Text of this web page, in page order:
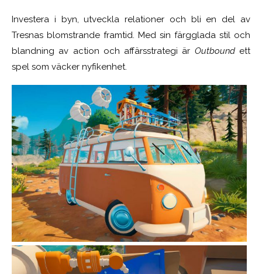
Investera i byn, utveckla relationer och bli en del av
Tresnas blomstrande framtid. Med sin färgglada stil och
blandning av action och affärsstrategi är Outboundett
spel som väcker nyfikenhet.